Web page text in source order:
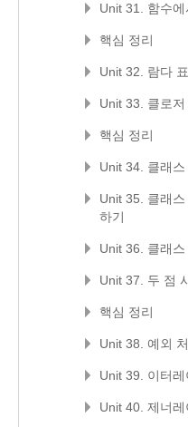
Unit 31. 함수
핵심 정리
Unit 32. 람다
Unit 33. 클로저
핵심 정리
Unit 34. 클래스
Unit 35. 클래
하기
Unit 36. 클래
Unit 37. 두 점
핵심 정리
Unit 38. 예외
Unit 39. 이터
Unit 40. 제너